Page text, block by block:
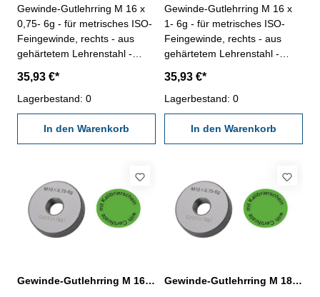
Gewinde-Gutlehrring M 16 x
0,75- 6g - für metrisches ISO-
Feingewinde, rechts - aus
gehärtetem Lehrenstahl -
Kalibrierschein nach
VDI/VDE/DGQ 2618/4.8
Abmessung: M 16 x 0,75
35,93 €*
Lagerbestand: 0
In den Warenkorb
Gewinde-Gutlehrring M 16 x
1- 6g - für metrisches ISO-
Feingewinde, rechts - aus
gehärtetem Lehrenstahl -
Kalibrierschein nach
VDI/VDE/DGQ 2618/4.8
Abmessung: M 16 x 1
35,93 €*
Lagerbestand: 0
In den Warenkorb
Gewinde-Gutlehrring M 16 x 1,5- 6g DIN 13
Gewinde-Gutlehrring M 18 x 0,75- 6g DIN 13